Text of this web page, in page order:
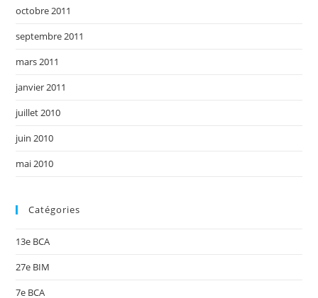
octobre 2011
septembre 2011
mars 2011
janvier 2011
juillet 2010
juin 2010
mai 2010
Catégories
13e BCA
27e BIM
7e BCA